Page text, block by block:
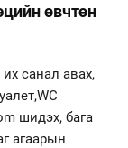
өвчтөн
санал авах,
шидэх, бага
агаарын